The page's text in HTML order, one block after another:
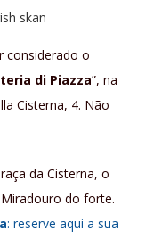
skan
considerado o
di Piazza”, na
Cisterna, 4. Não
da Cisterna, o
do forte.
: reserve aqui a sua